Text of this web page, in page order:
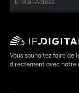
Vous souhaitez faire de
directement avec notre